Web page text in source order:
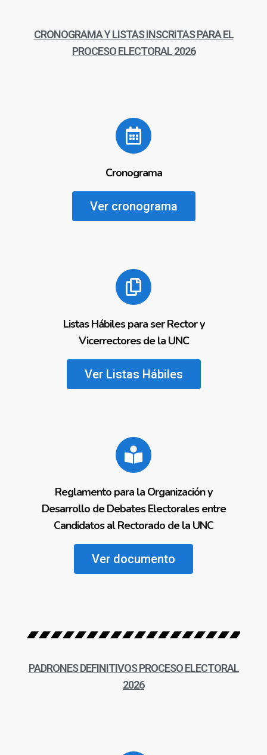
CRONOGRAMA Y LISTAS INSCRITAS PARA EL
PROCESO ELECTORAL 2026
Cronograma
Ver cronograma
Listas Hábiles para ser Rector y
Vicerrectores de la UNC
Ver Listas Hábiles
Reglamento para la Organización y
Desarrollo de Debates Electorales entre
Candidatos al Rectorado de la UNC
Ver documento
PADRONES DEFINITIVOS PROCESO ELECTORAL
2026